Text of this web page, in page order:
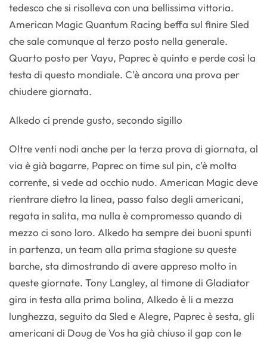
tedesco che si risolleva con una bellissima vittoria.
American Magic Quantum Racing beffa sul finire Sled
che sale comunque al terzo posto nella generale.
Quarto posto per Vayu, Paprec è quinto e perde così la
testa di questo mondiale. C’è ancora una prova per
chiudere giornata.
Alkedo ci prende gusto, secondo sigillo
Oltre venti nodi anche per la terza prova di giornata, al
via è già bagarre, Paprec on time sul pin, c’è molta
corrente, si vede ad occhio nudo. American Magic deve
rientrare dietro la linea, passo falso degli americani,
regata in salita, ma nulla è compromesso quando di
mezzo ci sono loro. Alkedo ha sempre dei buoni spunti
in partenza, un team alla prima stagione su queste
barche, sta dimostrando di avere appreso molto in
queste giornate. Tony Langley, al timone di Gladiator
gira in testa alla prima bolina, Alkedo è li a mezza
lunghezza, seguito da Sled e Alegre, Paprec è sesta, gli
americani di Doug de Vos ha già chiuso il gap con le